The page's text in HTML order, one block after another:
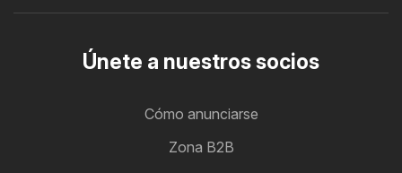
Únete a nuestros socios
Cómo anunciarse
Zona B2B